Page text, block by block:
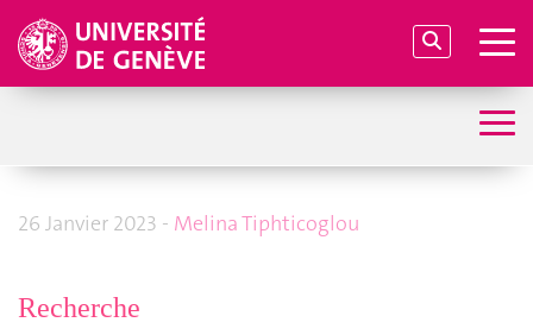
26 Janvier 2023 - Melina Tiphticoglou
Recherche